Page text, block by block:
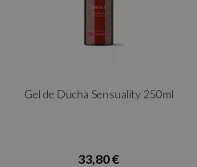
Gel de Ducha Sensuality 250ml
33,80 €